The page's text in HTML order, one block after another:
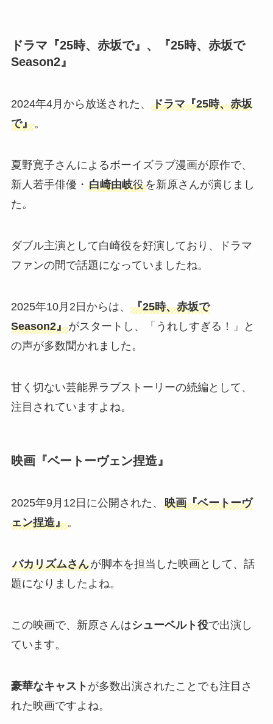
ドラマ『25時、赤坂で』、『25時、赤坂で
Season2』
2024年4月から放送された、 ドラマ『25時、赤坂
で』。
夏野寛子さんによるボーイズラブ漫画が原作で、
新人若手俳優・ 白崎由岐役を新原さんが演じまし
た。
ダブル主演として白崎役を好演しており、ドラマ
ファンの間で話題になっていましたね。
2025年10月2日からは、 『25時、赤坂で
Season2』がスタートし、「うれしすぎる！」と
の声が多数聞かれました。
甘く切ない芸能界ラブストーリーの続編として、
注目されていますよね。
映画『ベートーヴェン捏造』
2025年9月12日に公開された、 映画『ベートーヴ
ェン捏造』。
バカリズムさんが脚本を担当した映画として、話
題になりましたよね。
この映画で、新原さんはシューベルト役で出演し
ています。
豪華なキャスト が多数出演されたことでも注目さ
れた映画ですよね。